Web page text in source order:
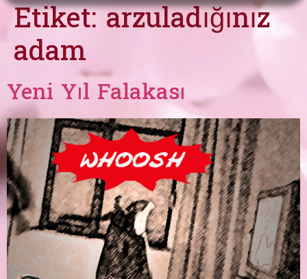
Etiket:arzuladığınız
adam
Yeni Yıl Falakası